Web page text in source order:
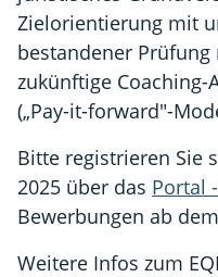
Zielorientierung mit
bestandener
zukünftige
(„Pay-it-forward"-
Bitte registrieren Sie
2025 über das Portal
Bewerbungen ab
Weitere Infos zum